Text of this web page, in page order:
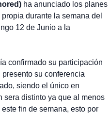
ha anunciado los planes
durante la semana del
12 de Junio a la
confirmado su participación
su conferencia
siendo el único en
sera distinto ya que al menos
fin de semana, esto por